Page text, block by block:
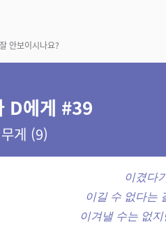
안보이시나요?
D에게 #39
게 (9)
이겼다
이길 수 없다는
이겨낼 수는 없